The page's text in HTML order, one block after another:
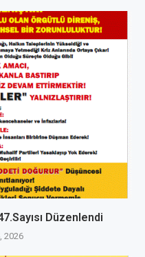
Düzenlendi
2026